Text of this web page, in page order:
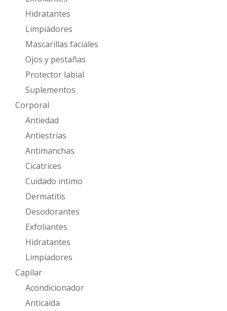
Hidratantes
Limpiadores
Mascarillas faciales
Ojos y pestañas
Protector labial
Suplementos
Corporal
Antiedad
Antiestrías
Antimanchas
Cicatrices
Cuidado intimo
Dermatitis
Desodorantes
Exfoliantes
Hidratantes
Limpiadores
Capilar
Acondicionador
Anticaída